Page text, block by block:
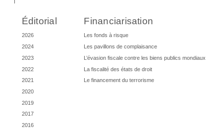
Éditorial
2026
2024
2023
2022
2021
2020
2019
2017
2016
Financiarisation
Les fonds à risque
Les pavillons de complaisance
L’évasion fiscale contre les biens publics mondiaux
La fiscalité des états de droit
Le financement du terrorisme